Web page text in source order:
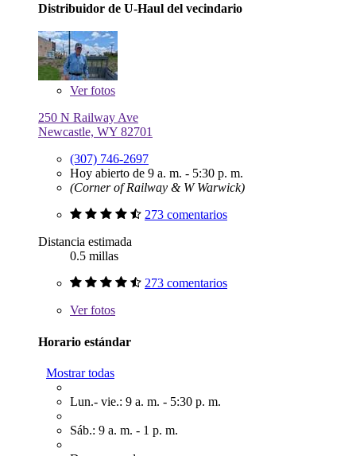
Distribuidor de U-Haul del vecindario
Verfotos
250 N Railway Ave
Newcastle, WY 82701
(307) 746-2697
Hoy abierto de 9 a. m. - 5:30 p. m.
(Corner of Railway & W Warwick)
273 comentarios
Distancia estimada
0.5 millas
273 comentarios
Verfotos
Horario estándar
Mostrar todas
Lun.- vie.: 9 a. m. - 5:30 p. m.
Sáb.: 9 a. m. - 1 p. m.